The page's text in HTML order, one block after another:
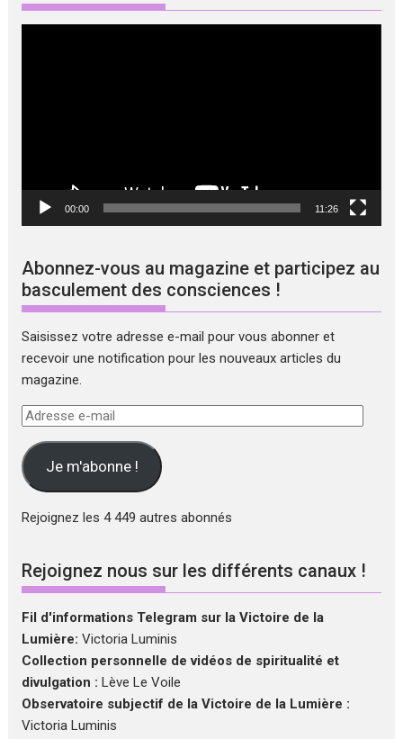
00:00 11:26
Abonnez-vous au magazine et participez au
basculement des consciences !
Saisissez votre adresse e-mail pour vous abonner et
recevoir une notification pour les nouveaux articles du
magazine.
Adresse
mail Je m'abonne !
Rejoignez les 4 449 autres abonnés
Rejoignez nous sur les différents canaux !
Fil d'informations Telegram sur la Victoire de la
Lumière: Victoria Luminis
Collection personnelle de vidéos de spiritualité et
divulgation : Lève Le Voile
Observatoire subjectif de la Victoire de la Lumière :
Victoria Luminis